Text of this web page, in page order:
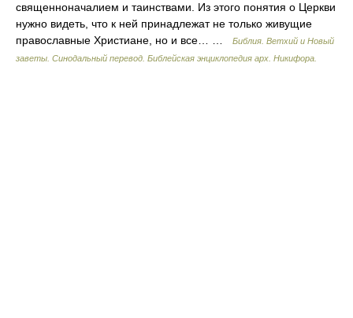
священноначалием и таинствами. Из этого понятия о Церкви
нужно видеть, что к ней принадлежат не только живущие
православные Христиане, но и все… …
Библия. Ветхий и Новый
заветы. Синодальный перевод. Библейская энциклопедия арх. Никифора.